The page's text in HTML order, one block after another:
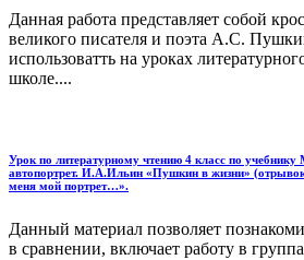
Данная работа представляет собой
великого писателя и поэта А.С.
использоватть на уроках
школе....
Урок по литературному чтению 4 класс по
автопортрет. И.А.Ильин «Пушкин в жизни»
меня мой портрет…».
Данный материал позволяет
в сравнении, включает работу в